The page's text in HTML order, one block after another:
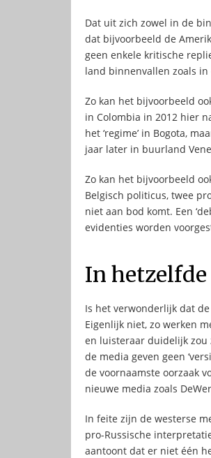
Dat uit zich zowel in de
dat bijvoorbeeld de
geen enkele kritische
land binnenvallen zoals in
Zo kan het bijvoorbeeld
in Colombia in 2012 hier
het ‘regime’ in Bogota,
jaar later in buurland
Zo kan het bijvoorbeeld
Belgisch politicus, twee
niet aan bod komt. Een
evidenties worden
In hetzelfde
Is het verwonderlijk dat
Eigenlijk niet, zo werken
en luisteraar duidelijk zou
de media geven geen
de voornaamste oorzaak
nieuwe media zoals
In feite zijn de westerse
pro-Russische
aantoont dat er niet één